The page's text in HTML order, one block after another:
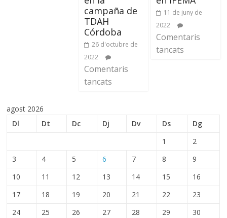
campaña de
TDAH
Córdoba
26 d'octubre de
2022
Comentaris
tancats
11 de juny de
2022
Comentaris
tancats
agost 2026
Dl
Dt Dc Dj Dv Ds
Dg
1
2
3
4 5 6 7 8
9
10
11 12 13 14 15
16
17
18 19 20 21 22
23
24
25 26 27 28 29
30